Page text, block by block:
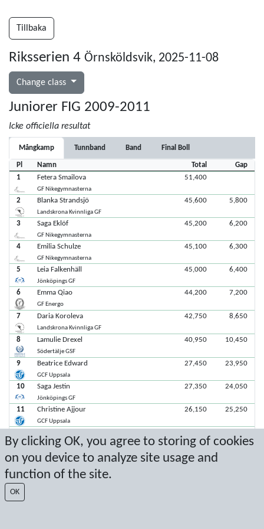
By clicking OK, you agree to storing of cookies
on you device to analyze site usage and
function of the site.
OK
Tillbaka
Riksserien 4 Örnsköldsvik, 2025-11-08
Change class
Juniorer FIG 2009-2011
Icke officiella resultat
Mångkamp Tunnband Band Final Boll
Pl Namn Total
Gap
1
Fetera Smailova
GF Nikegymnasterna
51,400
2 Blanka Strandsjö
Landskrona Kvinnliga GF
45,600 5,800
3 Saga Eklöf
GF Nikegymnasterna
45,200 6,200
4 Emilia Schulze
GF Nikegymnasterna
45,100 6,300
5 Leia Falkenhäll
Jönköpings GF
45,000 6,400
6 Emma Qiao
GF Energo
44,200 7,200
7 Daria Koroleva
Landskrona Kvinnliga GF
42,750 8,650
8 Lamulie Drexel
Södertälje GSF
40,950 10,450
9 Beatrice Edward
GCF Uppsala
27,450 23,950
10 Saga Jestin
Jönköpings GF
27,350 24,050
11 Christine Ajjour
GCF Uppsala
26,150 25,250
Landskrona Kvinnliga GF
Senaste poäng: 2025-11-09 13:37:01
Resultat från Sport Event Systems